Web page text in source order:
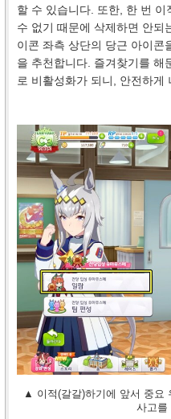
할 수 있습니다. 또한, 한 번
수 없기 때문에 삭제하면 안되
이콘 좌측 상단의 당근 아이콘
을 추천합니다. 즐겨찾기를 해
로 비활성화가 되니, 안전하게
▲ 이적(갈갈)하기에 앞서 중요
사고를